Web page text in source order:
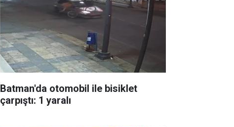
Batman'da otomobil ile bisiklet
çarpıştı: 1 yaralı